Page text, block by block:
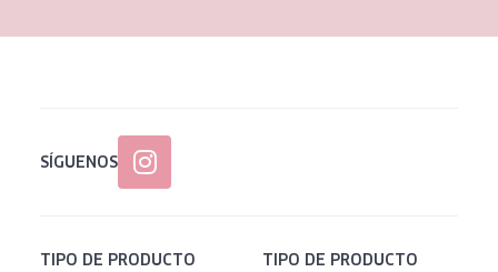
Todas las edades
SÍGUENOS
TIPO DE PRODUCTO TIPO DE PRODUCTO